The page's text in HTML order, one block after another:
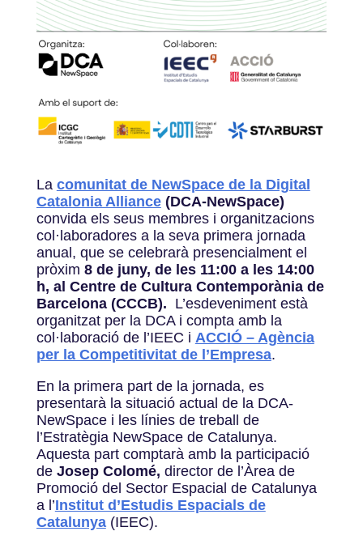
La comunitat de NewSpace de la Digital
Catalonia Alliance (DCA-NewSpace)
convida els seus membres i organitzacions
col·laboradores a la seva primera jornada
anual, que se celebrarà presencialment el
pròxim 8 de juny, de les 11:00 a les 14:00
h, al Centre de Cultura Contemporània de
Barcelona (CCCB). L’esdeveniment està
organitzat per la DCA i compta amb la
col·laboració de l’IEEC i ACCIÓ – Agència
per la Competitivitat de l’Empresa.
En la primera part de la jornada, es
presentarà la situació actual de la DCA-
NewSpace i les línies de treball de
l’Estratègia NewSpace de Catalunya.
Aquesta part comptarà amb la participació
de Josep Colomé, director de l’Àrea de
Promoció del Sector Espacial de Catalunya
a l’Institut d’Estudis Espacials de
Catalunya(IEEC).